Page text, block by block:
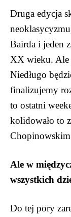
Druga edycja
Bairda i jeden
XX wieku. Ale
Niedługo
finalizujemy
to ostatni
kolidowało to
Ale w
wszystkich
Do tej pory